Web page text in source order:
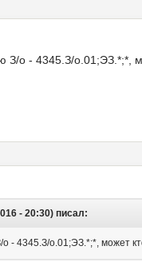
З/о - 4345.З/о.01;ЭЗ.*;*,
- 20:30) писал:
- 4345.З/о.01;ЭЗ.*;*, может